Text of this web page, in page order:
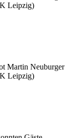
Leipzig)
Martin Neuburger
Leipzig)